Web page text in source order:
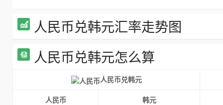
人民币兑韩元汇率走势图
人民币兑韩元怎么算
人民币兑韩元
人民币
韩元